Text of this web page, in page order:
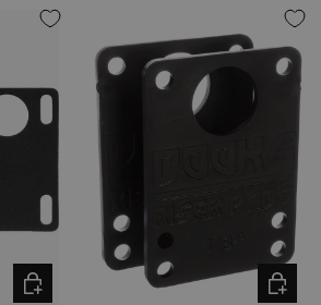
OPTIONEN AUSWÄHLEN